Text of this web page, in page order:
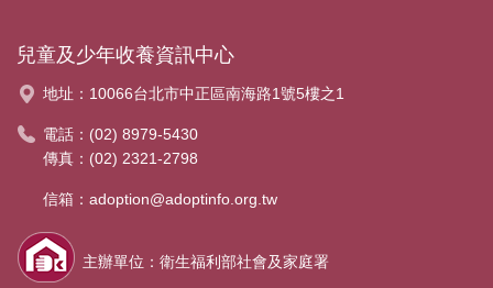
兒童及少年收養資訊中心
地址： 10066台北市中正區南海路1號5樓之1
電話： (02) 8979-5430
傳真：(02) 2321-2798
信箱： adoption@adoptinfo.org.tw
主辦單位：衛生福利部社會及家庭署